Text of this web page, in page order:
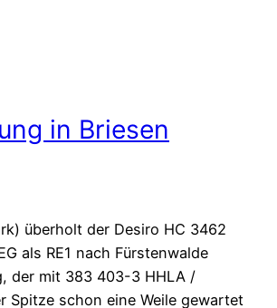
in Briesen
überholt der Desiro HC 3462
als RE1 nach Fürstenwalde
der mit 383 403-3 HHLA /
Spitze schon eine Weile gewartet